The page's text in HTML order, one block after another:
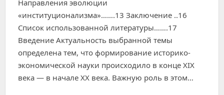
Направления эволюции
«институционализма»…….13 Заключение ..16
Список использованной литературы…….17
Введение Актуальность выбранной темы
определена тем, что формирование историко-
экономической науки происходило в конце XIX
века — в начале XX века. Важную роль в этом…